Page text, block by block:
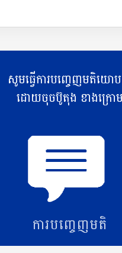
សូមធ្វើការបញ្ចេញមតិយ
ដោយចុចប៊ូតុង ខាងក្រោ
ការបញ្ចេញមតិ